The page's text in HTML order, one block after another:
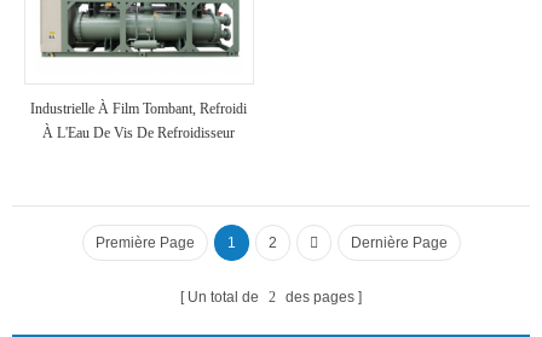
Industrielle À Film Tombant, Refroidi
À L'Eau De Vis De Refroidisseur
Première Page 1 2 Dernière Page
Un total de 2 des pages